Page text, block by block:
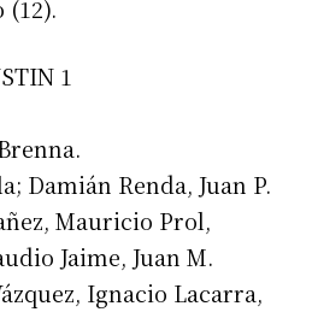
(12).
1
Damián Renda, Juan P.
Mauricio Prol,
Jaime, Juan M.
Ignacio Lacarra,